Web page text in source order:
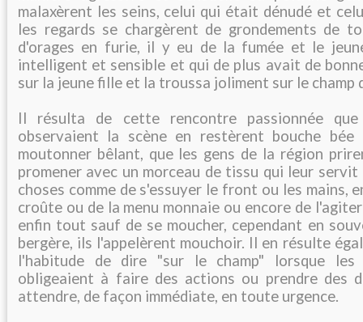
malaxèrent les seins, celui qui était dénudé et
les regards se chargèrent de grondements de
d'orages en furie, il y eu de la fumée et le
intelligent et sensible et qui de plus avait de
sur la jeune fille et la troussa joliment sur le champ
Il résulta de cette rencontre passionnée
observaient la scène en restèrent bouche
moutonner bêlant, que les gens de la région
promener avec un morceau de tissu qui leur
choses comme de s'essuyer le front ou les mains,
croûte ou de la menu monnaie ou encore de
enfin tout sauf de se moucher, cependant en
bergère, ils l'appelèrent mouchoir. Il en résulte
l'habitude de dire "sur le champ" lorsque les
obligeaient à faire des actions ou prendre des
attendre, de façon immédiate, en toute urgence.